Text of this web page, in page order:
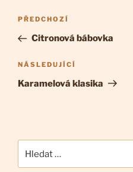
Navigace
pro
příspěvek
Předchozí
příspěvek
PŘEDCHOZÍ
Citronová bábovka
Následující
příspěvek
NÁSLEDUJÍCÍ
Karamelová klasika